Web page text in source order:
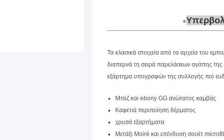
Τα κλασικά στοιχεία από τα αρχεία του
διαπερνά τη σειρά παρελάσεων αγάπης
εξάρτημα υπογραφών της συλλογής πιό
Μπεζ και ebony GG ανώτατος καμβάς
Καφετιά περιποίηση δέρματος
χρυσά εξαρτήματα
Μετάξι Moiré και επένδυση σουέτ